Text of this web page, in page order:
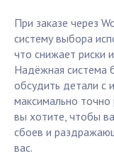
При заказе через
систему выбора
что снижает риски
Надёжная система
обсудить детали с
максимально точно
вы хотите, чтобы
сбоев и
вас.